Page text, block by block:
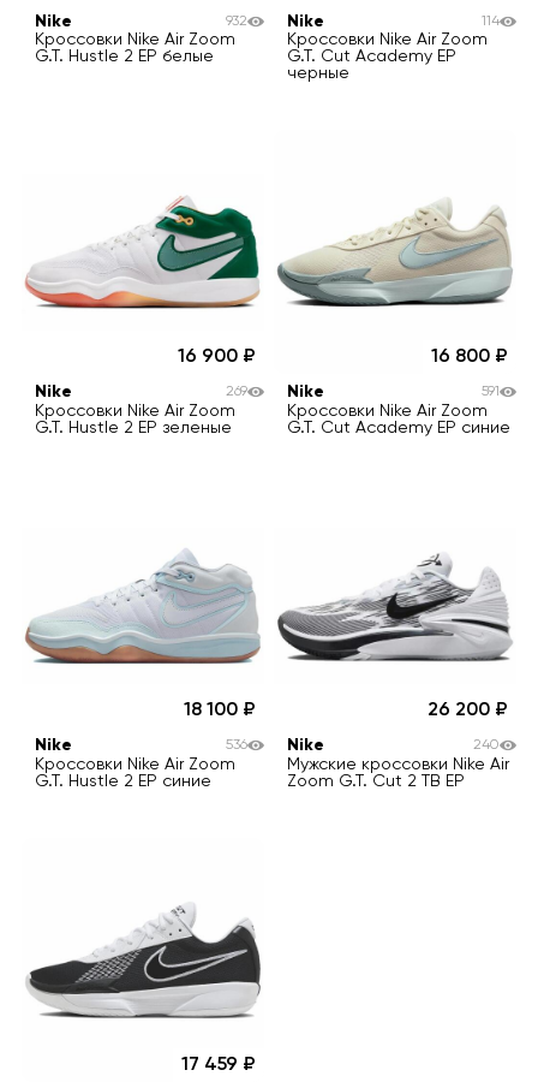
Nike
Кроссовки Nike Air Zoom
G.T. Hustle 2 EP белые
932
Nike
Кроссовки Nike Air Zoom
G.T. Cut Academy EP
черные
114
16 900
Nike
Кроссовки Nike Air Zoom
G.T. Hustle 2 EP зеленые
269
16 800
Nike
Кроссовки Nike Air Zoom
G.T. Cut Academy EP синие
591
18 100
Nike
Кроссовки Nike Air Zoom
G.T. Hustle 2 EP синие
536
26 200
Nike
Мужские кроссовки Nike Air
Zoom G.T. Cut 2 TB EP
240
17 459